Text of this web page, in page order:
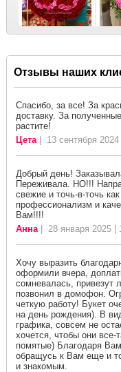
Отзывы наших
Спасибо, за все! За
доставку. За
растите!
Цета| 13 сентября 2024
Добрый день!
Переживала. НО!!!
свежие и точь-в-точь
профессионализм и
Вам!!!!
Анна| 28 января 2025 |
Хочу выразить
оформили вчера,
сомневалась, привезут
позвонил в домофон.
четкую работу! Букет
на день рождения). В
графика, совсем не
хочется, чтобы они
помятые) Благодаря
обращусь к Вам еще и
и знакомым.